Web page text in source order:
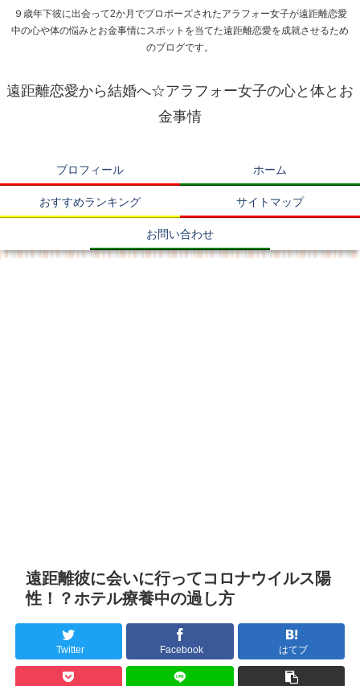
９歳年下彼に出会って2か月でプロポーズされたアラフォー女子が遠距離恋愛
中の心や体の悩みとお金事情にスポットを当てた遠距離恋愛を成就させるため
のブログです。
遠距離恋愛から結婚へ☆アラフォー女子の心と体とお
金事情
プロフィール ホーム
おすすめランキング サイトマップ
お問い合わせ
遠距離彼に会いに行ってコロナウイルス陽
性！？ホテル療養中の過し方
Twitter Facebook はてブ